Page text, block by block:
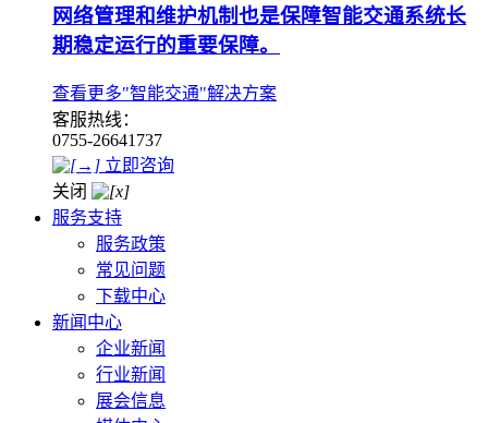
网络管理和维护机制也是保障智能交通系统长
期稳定运行的重要保障。
查看更多"智能交通"解决方案
客服热线：
0755-26641737
立即咨询
关闭
服务支持
服务政策
常见问题
下载中心
新闻中心
企业新闻
行业新闻
展会信息